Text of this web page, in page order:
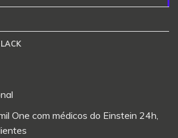
One com médicos do Einstein 24h,